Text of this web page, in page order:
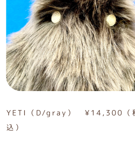
YETI（D/gray） ¥14,300（
込）